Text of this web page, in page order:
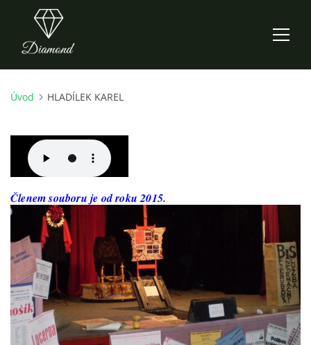
ÚVOD
AKTUALITY
HISTORIE
CO NOVÉHO ZKOUŠÍME
KDY, KDE A CO HRAJEME
Úvod HLADÍLEK KAREL
Členem souboru je od roku 2015.